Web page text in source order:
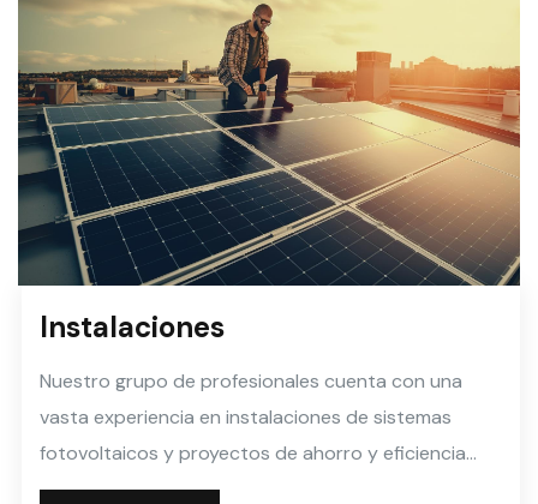
Instalaciones
Nuestro grupo de profesionales cuenta con una
vasta experiencia en instalaciones de sistemas
fotovoltaicos y proyectos de ahorro y eficiencia
energética.